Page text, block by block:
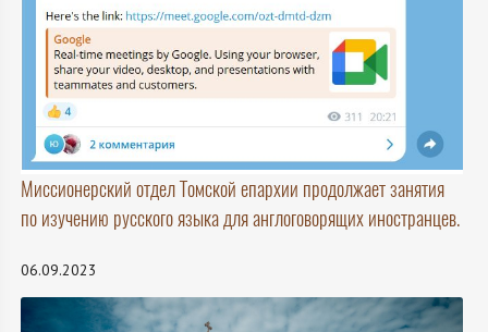
Миссионерский отдел Томской епархии продолжает занятия
по изучению русского языка для англоговорящих иностранцев.
06.09.2023